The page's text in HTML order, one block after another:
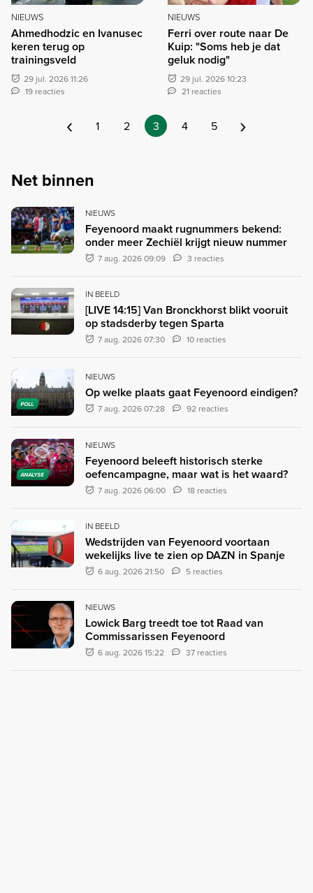
NIEUWS
Ahmedhodzic en Ivanusec
keren terug op
trainingsveld
29 jul. 2026 11:26
19 reacties
NIEUWS
Ferri over route naar De
Kuip: "Soms heb je dat
geluk nodig"
29 jul. 2026 10:23
21 reacties
‹ 1 2 3 4 5 ›
Net binnen
NIEUWS
Feyenoord maakt rugnummers bekend:
onder meer Zechiël krijgt nieuw nummer
7 aug. 2026 09:09 3 reacties
IN BEELD
[LIVE 14:15] Van Bronckhorst blikt vooruit
op stadsderby tegen Sparta
7 aug. 2026 07:30 10 reacties
POLL
NIEUWS
Op welke plaats gaat Feyenoord eindigen?
7 aug. 2026 07:28 92 reacties
ANALYSE
NIEUWS
Feyenoord beleeft historisch sterke
oefencampagne, maar wat is het waard?
7 aug. 2026 06:00 18 reacties
IN BEELD
Wedstrijden van Feyenoord voortaan
wekelijks live te zien op DAZN in Spanje
6 aug. 2026 21:50 5 reacties
NIEUWS
Lowick Barg treedt toe tot Raad van
Commissarissen Feyenoord
6 aug. 2026 15:22 37 reacties